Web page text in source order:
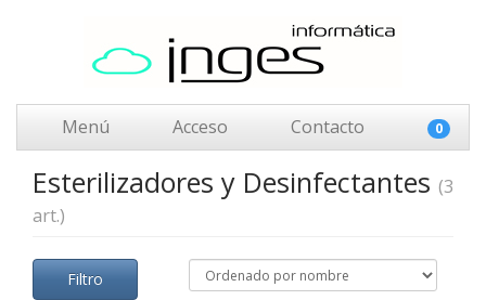
Menú Acceso Contacto 0
Esterilizadores y Desinfectantes (3
art.)
Filtro